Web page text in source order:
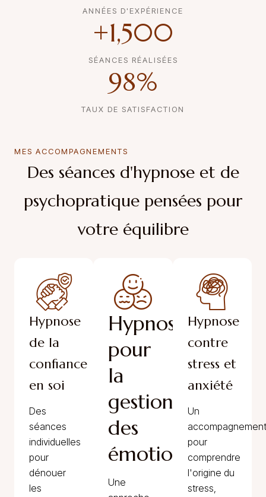
ANNÉES D'EXPÉRIENCE
SÉANCES RÉALISÉES
+1,500
TAUX DE SATISFACTION
98%
MES ACCOMPAGNEMENTS
Des séances d'hypnose et de
psychopratique pensées pour
votre équilibre
Hypnose
de la
confiance
en soi
Des
séances
individuelles
pour
dénouer
les
Hypnose
pour
la
gestion
des
émotions
Une
Hypnose
contre
stress et
anxiété
Un
accompagnement
pour
comprendre
l'origine du
stress,